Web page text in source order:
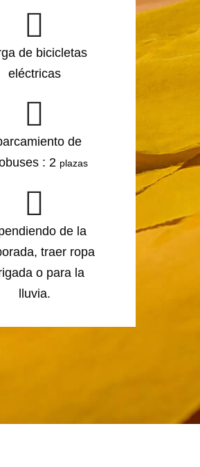
de bicicletas
eléctricas
de
: 2 plazas
de la
traer ropa
o para la
lluvia.